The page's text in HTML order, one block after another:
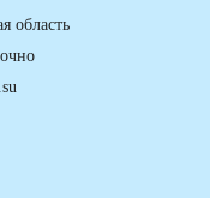
область